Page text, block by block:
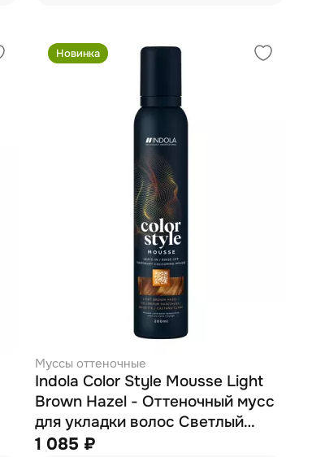
Новинка
Муссы оттеночные
Indola Color Style Mousse Light
Brown Hazel - Оттеночный мусс
для укладки волос Светлый
Коричневый орех 200 мл
1 085 ₽